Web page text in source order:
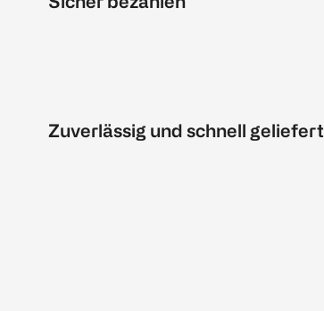
Zuverlässig und schnell geliefert